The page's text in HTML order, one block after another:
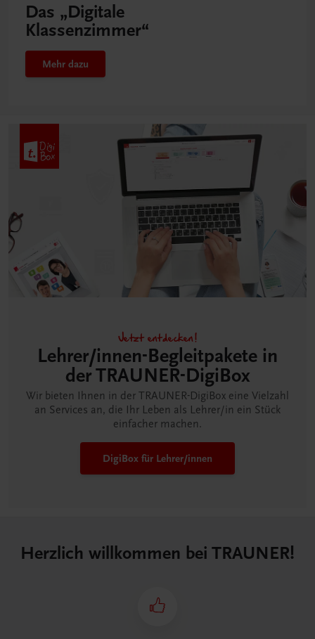
Das „Digitale
Klassenzimmer“
Mehr dazu
Jetzt entdecken!
Lehrer/innen-Begleitpakete in
der TRAUNER-DigiBox
Wir bieten Ihnen in der TRAUNER-DigiBox eine Vielzahl
an Services an, die Ihr Leben als Lehrer/in ein Stück
einfacher machen.
DigiBox für Lehrer/innen
Herzlich willkommen bei TRAUNER!